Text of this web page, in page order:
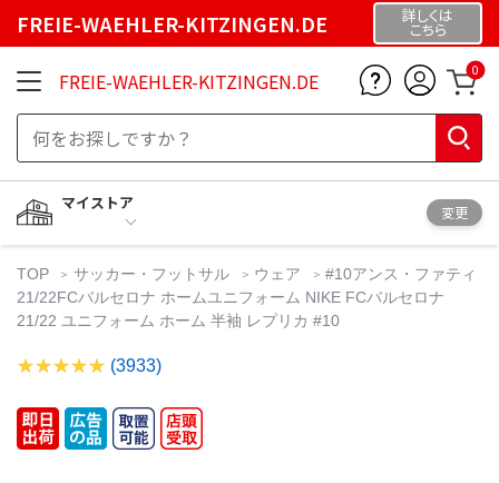
FREIE-WAEHLER-KITZINGEN.DE 詳しくは
こちら
FREIE-WAEHLER-KITZINGEN.DE 0
マイストア
変更
TOP サッカー・フットサル ウェア
#10アンス・ファティ
21/22FCバルセロナ ホームユニフォーム NIKE FCバルセロナ
21/22 ユニフォーム ホーム 半袖 レプリカ #10
(3933)